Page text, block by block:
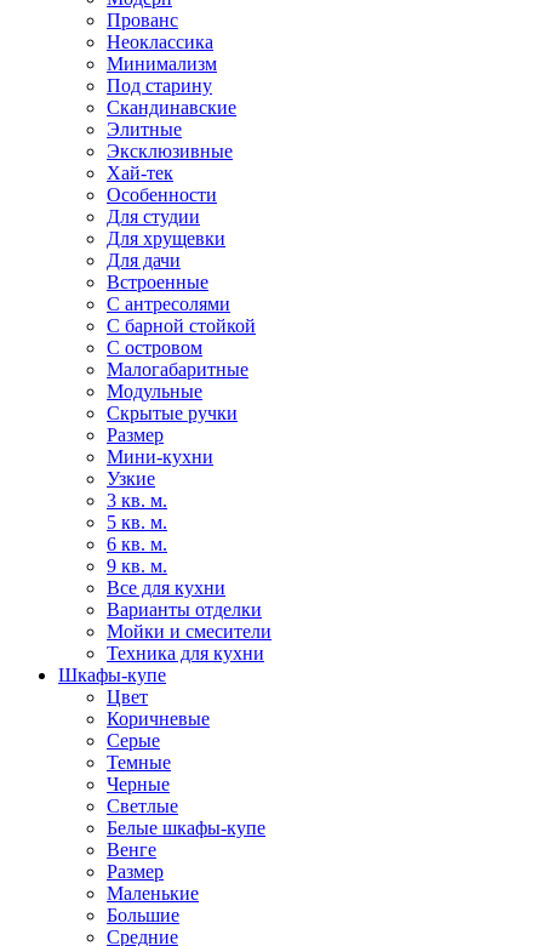
Прованс
Неоклассика
Минимализм
Под старину
Скандинавские
Элитные
Эксклюзивные
Хай-тек
Особенности
Для студии
Для хрущевки
Для дачи
Встроенные
С антресолями
С барной стойкой
С островом
Малогабаритные
Модульные
Скрытые ручки
Размер
Мини-кухни
Узкие
3 кв. м.
5 кв. м.
6 кв. м.
9 кв. м.
Все для кухни
Варианты отделки
Мойки и смесители
Техника для кухни
Шкафы-купе
Цвет
Коричневые
Серые
Темные
Черные
Светлые
Белые шкафы-купе
Венге
Размер
Маленькие
Большие
Средние